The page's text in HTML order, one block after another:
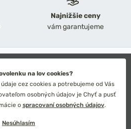
Najnižšie ceny
vám garantujeme
podmienky
osobných údajov
riešenie: Simplia s.r.o.
dizajn: Petr Široký
na lov cookies?
cez cookies a potrebujeme od Vás
osobných údajov je Chyť a pusť
o spracovaní osobných údajov.
Nesúhlasím